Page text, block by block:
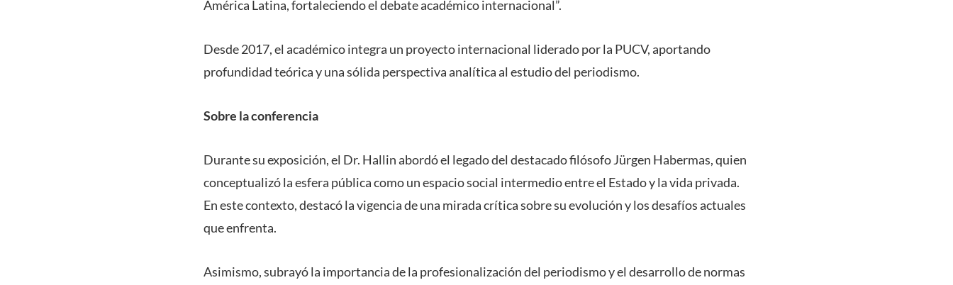
América Latina, fortaleciendo el debate académico internacional”.
Desde 2017, el académico integra un proyecto internacional liderado por la PUCV, aportando
profundidad teórica y una sólida perspectiva analítica al estudio del periodismo.
Sobre la conferencia
Durante su exposición, el Dr. Hallin abordó el legado del destacado filósofo Jürgen Habermas, quien
conceptualizó la esfera pública como un espacio social intermedio entre el Estado y la vida privada.
En este contexto, destacó la vigencia de una mirada crítica sobre su evolución y los desafíos actuales
que enfrenta.
Asimismo, subrayó la importancia de la profesionalización del periodismo y el desarrollo de normas